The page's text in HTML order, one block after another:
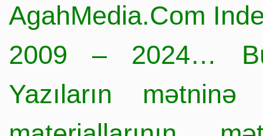
AgahMedia.Com
2009 – 2024…
Yazıların